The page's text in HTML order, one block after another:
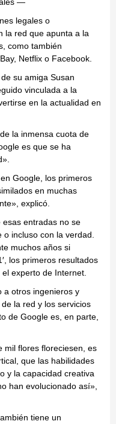
legales o
la red que apunta a la
como también
Netflix o Facebook.
su amiga Susan
vinculada a la
en la actualidad en
la inmensa cuota de
es que se ha
Google, los primeros
en muchas
explicó.
entradas no se
incluso con la verdad.
muchos años si
los primeros resultados
experto de Internet.
a otros ingenieros y
la red y los servicios
de Google es, en parte,
mil flores floreciesen, es
que las habilidades
y la capacidad creativa
han evolucionado así»,
tiene un